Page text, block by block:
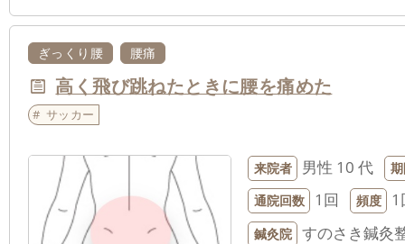
ぎっくり腰 腰痛
高く飛び跳ねたときに腰を痛めた
サッカー
来院者 男性 10 代
通院回数
1回 頻度 1
鍼灸院 すのさき鍼灸